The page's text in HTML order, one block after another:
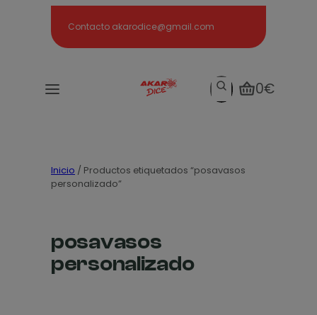
Contacto akarodice@gmail.com
Search0€
Inicio / Productos etiquetados “posavasos
personalizado”
posavasos
personalizado